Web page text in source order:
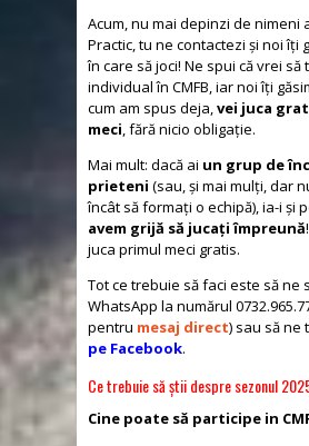
Acum, nu mai depinzi de nimeni
Practic, tu ne contactezi și noi îți
în care să joci! Ne spui că vrei să
individual în CMFB, iar noi îți
cum am spus deja,vei juca
meci, fără nicio obligație.
Mai mult: dacă ai un grup de
prieteni (sau, și mai mulți, dar
încât să formați o echipă), ia-i și
avem grijă să jucați împreună
juca primul meci gratis.
Tot ce trebuie să faci este să ne
WhatsApp la numărul
pentru mesaj direct) sau să ne
pe Facebook.
Ce trebuie să știi despre sezonul
Cine poate să participe in